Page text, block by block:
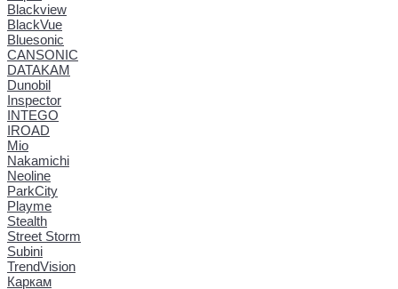
Blackview
BlackVue
Bluesonic
CANSONIC
DATAKAM
Dunobil
Inspector
INTEGO
IROAD
Mio
Nakamichi
Neoline
ParkCity
Playme
Stealth
Street Storm
Subini
TrendVision
Каркам